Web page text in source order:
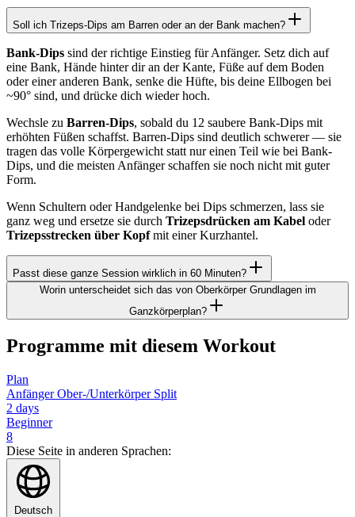
Soll ich Trizeps-Dips am Barren oder an der Bank machen?
Bank-Dips sind der richtige Einstieg für Anfänger. Setz dich auf
eine Bank, Hände hinter dir an der Kante, Füße auf dem Boden
oder einer anderen Bank, senke die Hüfte, bis deine Ellbogen bei
~90° sind, und drücke dich wieder hoch.
Wechsle zu Barren-Dips, sobald du 12 saubere Bank-Dips mit
erhöhten Füßen schaffst. Barren-Dips sind deutlich schwerer — sie
tragen das volle Körpergewicht statt nur einen Teil wie bei Bank-
Dips, und die meisten Anfänger schaffen sie noch nicht mit guter
Form.
Wenn Schultern oder Handgelenke bei Dips schmerzen, lass sie
ganz weg und ersetze sie durch Trizepsdrücken am Kabel oder
Trizepsstrecken über Kopfmit einer Kurzhantel.
Passt diese ganze Session wirklich in 60 Minuten?
Worin unterscheidet sich das von Oberkörper Grundlagen im
Ganzkörperplan?
Programme mit diesem Workout
Plan
Anfänger Ober-/Unterkörper Split
2 days
Beginner
8
Diese Seite in anderen Sprachen:
Deutsch